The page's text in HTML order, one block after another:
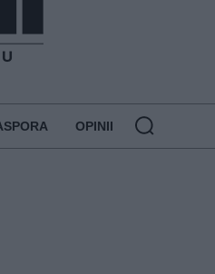
OPINII